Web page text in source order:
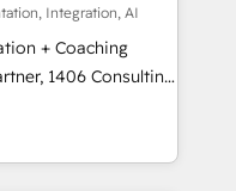
complementary
into 4
integrations,
talents, skills,
Integration, AI
+ Coaching
transform how
don't just build your
own it, then stay